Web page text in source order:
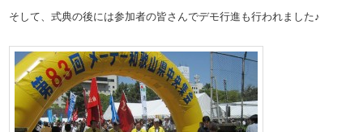
そして、式典の後には参加者の皆さんでデモ行進も行われました♪